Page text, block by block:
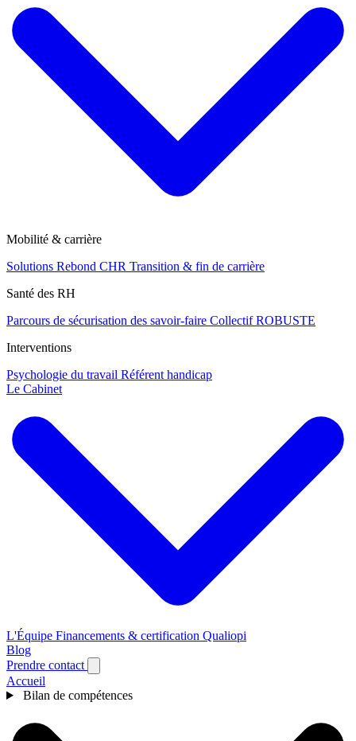
Mobilité & carrière
Solutions Rebond CHR Transition & fin de carrière
Santé des RH
Parcours de sécurisation des savoir-faire Collectif ROBUSTE
Interventions
Psychologie du travail Référent handicap
Le Cabinet
L'Équipe Financements & certification Qualiopi
Blog
Prendre contact
Accueil
Bilan de compétences